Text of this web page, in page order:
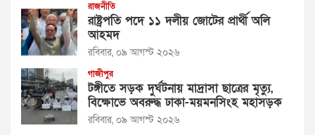
রাজনীতি
রাষ্ট্রপতি পদে ১১ দলীয় জোটের প্রার্থী অলি
আহমদ
রবিবার, ০৯ আগস্ট ২০২৬
গাজীপুর
টঙ্গীতে সড়ক দুর্ঘটনায় মাদ্রাসা ছাত্রের মৃত্যু,
বিক্ষোভে অবরুদ্ধ ঢাকা-ময়মনসিংহ মহাসড়ক
রবিবার, ০৯ আগস্ট ২০২৬